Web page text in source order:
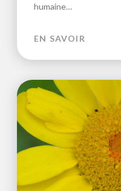
humaine…
EN SAVOIR